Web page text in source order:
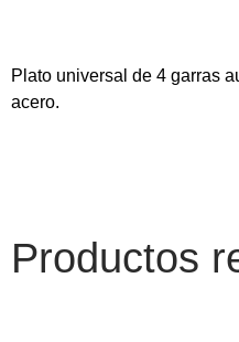
Plato universal de 4 garras
acero.
Productos